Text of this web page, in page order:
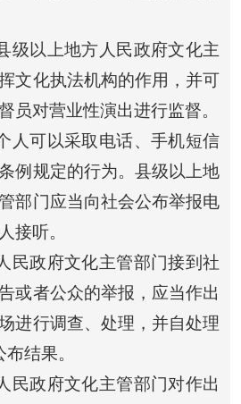
级以上地方人民政府文化主
文化执法机构的作用，并可
员对营业性演出进行监督。
人可以采取电话、手机短信
例规定的行为。县级以上地
部门应当向社会公布举报电
接听。
民政府文化主管部门接到社
或者公众的举报，应当作出
进行调查、处理，并自处理
结果。
民政府文化主管部门对作出